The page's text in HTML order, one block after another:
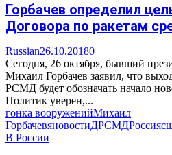
Горбачев определил
Договора по ракетам
Russian26.10.20180
Сегодня, 26 октября, бывший
Михаил Горбачев заявил, что
РСМД будет обозначать начало
Политик уверен,...
гонка вооруженийМихаил
ГорбачевяновостиДРСМДРоссия
В России